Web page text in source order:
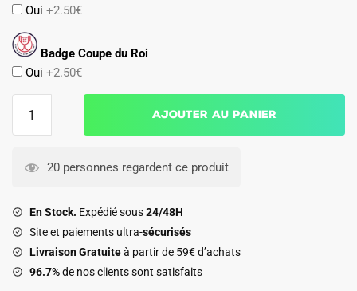
Oui +2.50€
Badge Coupe du Roi
Oui +2.50€
Celta
2026
2027
Ajouter au panier
20 personnes regardent ce produit
En Stock. Expédié sous24/48H
Site et paiements ultra-sécurisés
Livraison Gratuiteà partir de 59€ d’achats
96.7%de nos clients sont satisfaits